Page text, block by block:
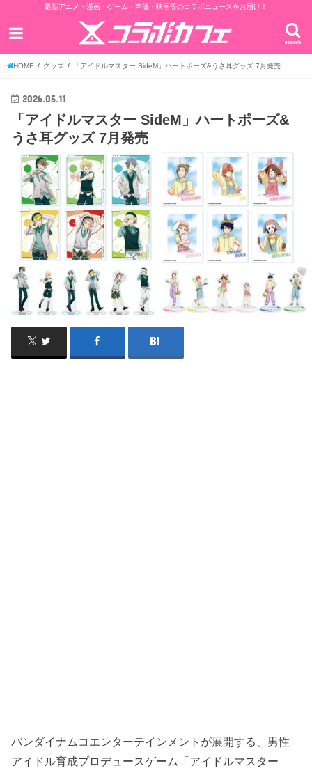
最新アニメ・漫画・ゲーム・声優・映画等のコラボニュースをお届け！
search
HOME グッズ 「アイドルマスター SideM」ハートポーズ&うさ耳グッズ 7月発売
2026.05.11
「アイドルマスター SideM」ハートポーズ&
うさ耳グッズ 7月発売
バンダイナムコエンターテインメントが展開する、男性
アイドル育成プロデュースゲーム「アイドルマスター